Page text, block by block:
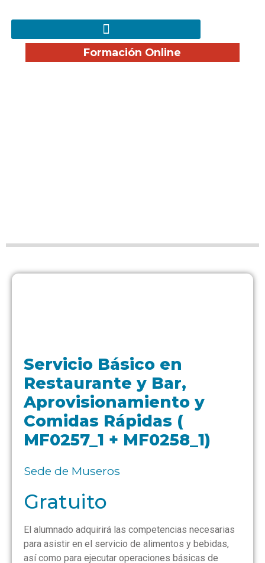
Formación Online
Servicio Básico en
Restaurante y Bar,
Aprovisionamiento y
Comidas Rápidas (
MF0257_1 + MF0258_1)
Sede de Museros
Gratuito
El alumnado adquirirá las competencias necesarias
para asistir en el servicio de alimentos y bebidas,
así como para ejecutar operaciones básicas de